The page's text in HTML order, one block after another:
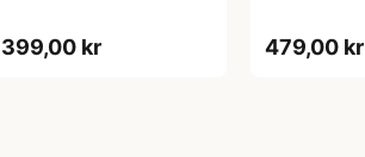
399,00 kr 479,00 kr